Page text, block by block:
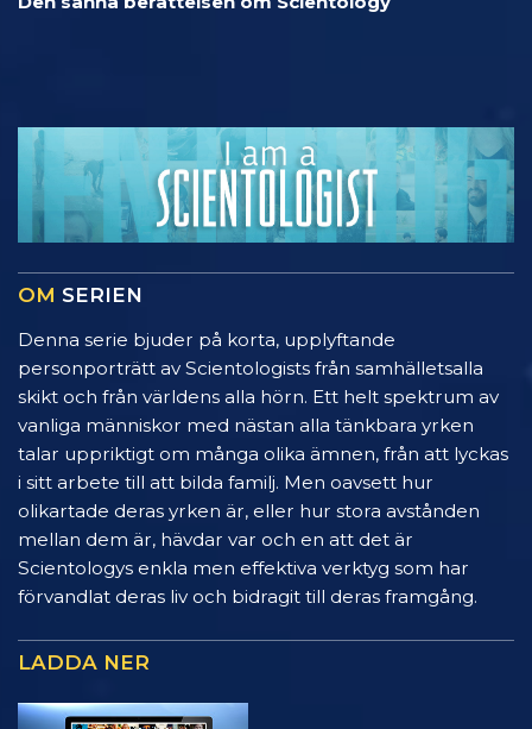
OM SERIEN
Denna serie bjuder på korta, upplyftande
personporträtt av Scientologists från samhälletsalla
skikt och från världens alla hörn. Ett helt spektrum av
vanliga människor med nästan alla tänkbara yrken
talar uppriktigt om många olika ämnen, från att lyckas
i sitt arbete till att bilda familj. Men oavsett hur
olikartade deras yrken är, eller hur stora avstånden
mellan dem är, hävdar var och en att det är
Scientologys enkla men effektiva verktyg som har
förvandlat deras liv och bidragit till deras framgång.
LADDA NER